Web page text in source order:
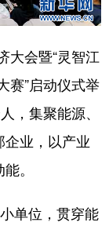
上市公司
山西
江西
会暨“灵智江
赛”启动仪式举
，集聚能源、
业，以产业
。
单位，贯穿能